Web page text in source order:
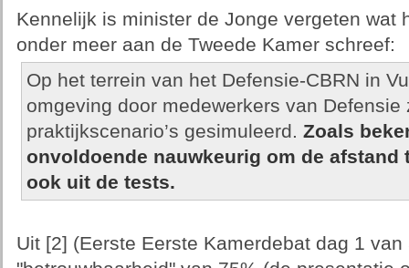
Kennelijk is minister de Jonge vergeten wat
onder meer aan de Tweede Kamer schreef:
Op het terrein van het Defensie-CBRN in
omgeving door medewerkers van
praktijkscenario’s gesimuleerd. Zoals
onvoldoende nauwkeurig om de afstand
ook uit de tests.
Uit [2] (Eerste Eerste Kamerdebat dag 1